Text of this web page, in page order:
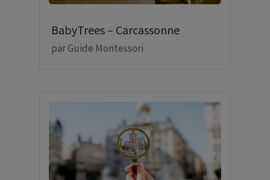
BabyTrees – Carcassonne
parGuide Montessori